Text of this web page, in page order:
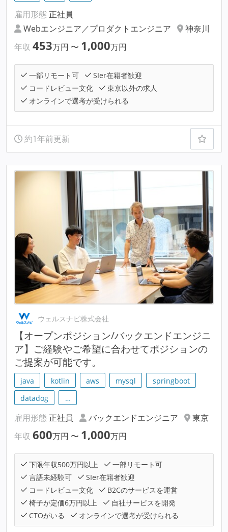
雇用形態 正社員
Webエンジニア／プロダクトエンジニア
神奈川
年収 453万円 〜 1,000万円
一部リモート可
SIer在籍者歓迎
コードレビュー文化
東京以外の求人
オンラインで選考が受けられる
約1年前更新
ウェルスナビ株式会社
【オープンポジション/バックエンドエンジニ
ア】ご経験やご希望に合わせてポジションの
ご提案が可能です。
java kotlin aws mysql
springboot
datadog
…
雇用形態 正社員 バックエンドエンジニア
東京
年収 600万円 〜 1,000万円
下限年収500万円以上
一部リモート可
言語未経験可
SIer在籍者歓迎
コードレビュー文化
B2Cのサービスを運営
椅子が定価6万円以上
自社サービスを開発
CTOがいる
オンラインで選考が受けられる